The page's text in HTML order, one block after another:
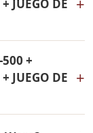
conocer el
JUEGO DE
3
en cuotas
Silvia y
+
JUEGO DE
+